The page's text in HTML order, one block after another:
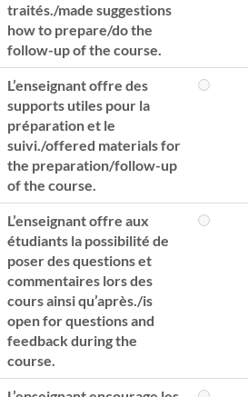
traités./made suggestions
how to prepare/do the
follow-up of the course.
L’enseignant offre des
supports utiles pour la
préparation et le
suivi./offered materials for
the preparation/follow-up
of the course.
L’enseignant offre aux
étudiants la possibilité de
poser des questions et
commentaires lors des
cours ainsi qu’après./is
open for questions and
feedback during the
course.